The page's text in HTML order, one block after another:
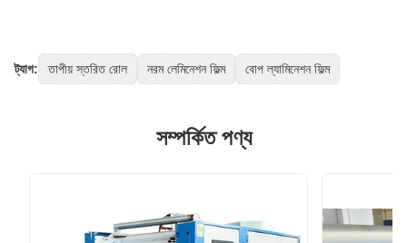
ট্যাগ: তাপীয় স্তরিত রোল নরম লেমিনেশন ফিল্ম বোপ ল্যামিনেশন ফিল্ম
সম্পর্কিত পণ্য